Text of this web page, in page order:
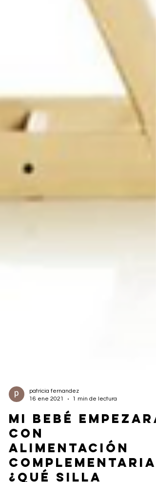
16 ene 2021
1 min de lectura
MI BEBÉ EMPEZARÁ
CON
ALIMENTACIÓN
COMPLEMENTARIA.